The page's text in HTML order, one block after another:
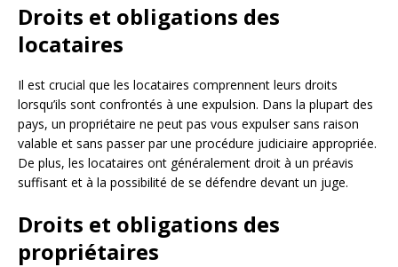
Droits et obligations des
locataires
Il est crucial que les locataires comprennent leurs droits
lorsqu’ils sont confrontés à une expulsion. Dans la plupart des
pays, un propriétaire ne peut pas vous expulser sans raison
valable et sans passer par une procédure judiciaire appropriée.
De plus, les locataires ont généralement droit à un préavis
suffisant et à la possibilité de se défendre devant un juge.
Droits et obligations des
propriétaires